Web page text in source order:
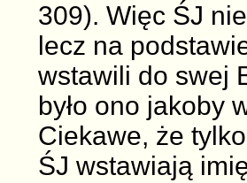
309). Więc ŚJ
lecz na
wstawili do swej
było ono jakoby
Ciekawe, że
ŚJ wstawiają